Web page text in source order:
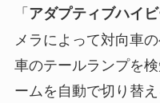
「アダプティブハイ
メラによって対向車
車のテールランプを
ームを自動で切り替